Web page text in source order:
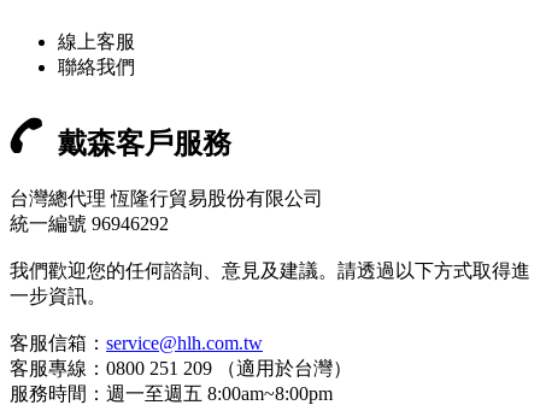
線上客服
聯絡我們
戴森客戶服務
台灣總代理 恆隆行貿易股份有限公司
統一編號 96946292
我們歡迎您的任何諮詢、意見及建議。請透過以下方式取得進
一步資訊。
客服信箱： service@hlh.com.tw
客服專線：0800 251 209 （適用於台灣）
服務時間：週一至週五 8:00am~8:00pm